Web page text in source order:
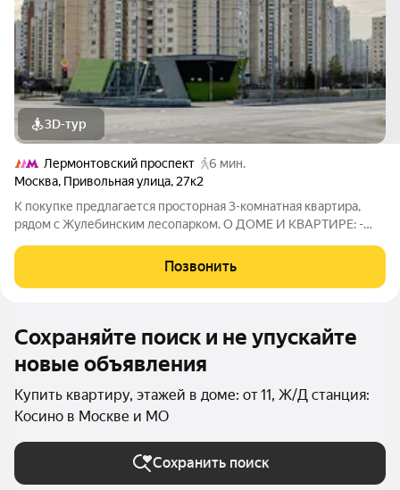
3D-тур
Лермонтовский проспект
6 мин.
Москва, Привольная улица, 27к2
К покупке предлагается просторная 3-комнатная квартира,
рядом с Жулебинским лесопарком. О ДОМЕ И КВАРТИРЕ: -
лифтового оборудования выполнена в 2025 г. -
функциональная планировка (распашонка),
Позвонить
Сохраняйте поиск и не упускайте
новые объявления
Купить квартиру, этажей в доме: от 11, Ж/Д станция:
Косино в Москве и МО
Сохранить поиск